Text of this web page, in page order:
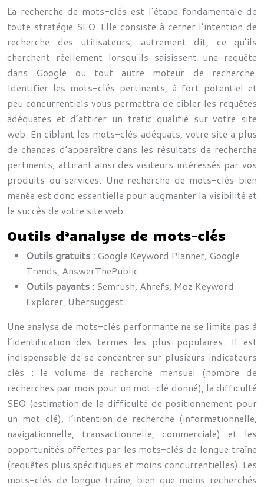
La recherche de mots-clés est l’étape fondamentale de
toute stratégie SEO. Elle consiste à cerner l’intention de
recherche des utilisateurs, autrement dit, ce qu’ils
cherchent réellement lorsqu’ils saisissent une requête
dans Google ou tout autre moteur de recherche.
Identifier les mots-clés pertinents, à fort potentiel et
peu concurrentiels vous permettra de cibler les requêtes
adéquates et d’attirer un trafic qualifié sur votre site
web. En ciblant les mots-clés adéquats, votre site a plus
de chances d’apparaître dans les résultats de recherche
pertinents, attirant ainsi des visiteurs intéressés par vos
produits ou services. Une recherche de mots-clés bien
menée est donc essentielle pour augmenter la visibilité et
le succès de votre site web.
Outils d’analyse de mots-clés
Outils gratuits : Google Keyword Planner, Google
Trends, AnswerThePublic.
Outils payants : Semrush, Ahrefs, Moz Keyword
Explorer, Ubersuggest.
Une analyse de mots-clés performante ne se limite pas à
l’identification des termes les plus populaires. Il est
indispensable de se concentrer sur plusieurs indicateurs
clés : le volume de recherche mensuel (nombre de
recherches par mois pour un mot-clé donné), la difficulté
SEO (estimation de la difficulté de positionnement pour
un mot-clé), l’intention de recherche (informationnelle,
navigationnelle, transactionnelle, commerciale) et les
opportunités offertes par les mots-clés de longue traîne
(requêtes plus spécifiques et moins concurrentielles). Les
mots-clés de longue traîne, bien que moins recherchés